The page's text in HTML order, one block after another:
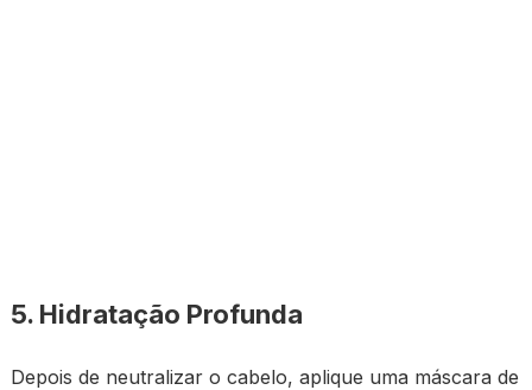
5. Hidratação Profunda
Depois de neutralizar o cabelo, aplique uma máscara de